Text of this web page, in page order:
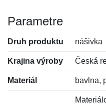
Parametre
Druh produktu nášivka
Krajina výroby Česká
Materiál bavlna,